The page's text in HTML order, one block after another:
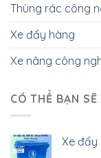
Thùng rác công
Xe đẩy hàng
Xe nâng công
CÓ THỂ BẠN SẼ
Xe đẩy